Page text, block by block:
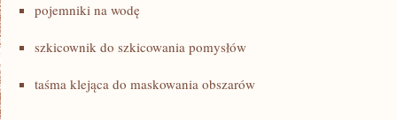
pojemniki na wodę
szkicownik do szkicowania pomysłów
taśma klejąca⁢ do maskowania obszarów